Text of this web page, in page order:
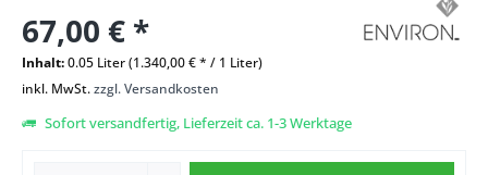
67,00 € *
Inhalt:0.05 Liter (1.340,00 € * / 1 Liter)
inkl. MwSt.zzgl. Versandkosten
Sofort versandfertig, Lieferzeit ca. 1-3 Werktage